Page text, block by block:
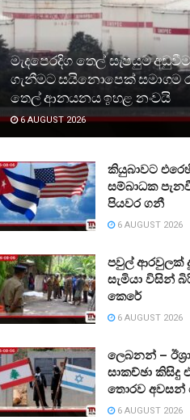
මැදපෙරදිග තෙල් සැපයුම
ගැනීමට සයිනොපෙක් සමාගම
තෙල් ආනයනය ඉහළ නංවයි
6 AUGUST 2026
කියුබාවට
සම්බාධක
පියවර ගනී
6 AUGUST 2026
පවුල් ආරවුලක්
සැමියා විසින්
කෙරේ
6 AUGUST 2026
ලෙබනන් –
සාකච්ඡා
තොරව අවසන්
6 AUGUST 2026